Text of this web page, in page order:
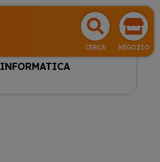
CERCA NEGOZIO
INFORMATICA